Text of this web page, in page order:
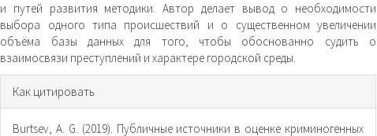
и путей развития методики. Автор делает вывод о необходимости
выбора одного типа происшествий и о существенном увеличении
объёма базы данных для того, чтобы обоснованно судить о
взаимосвязи преступлений и характере городской среды.
Информация
о статье
Как цитировать
Burtsev, A. G. (2019). Публичные источники в оценке криминогенных